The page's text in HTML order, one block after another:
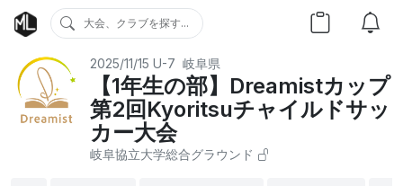
大会、クラブを探す...
2025/11/15 U-7 岐阜県
【1年生の部】Dreamistカップ
第2回Kyoritsuチャイルドサッ
カー大会
岐阜協立大学総合グラウンド